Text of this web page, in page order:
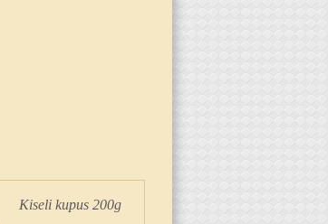
Kiseli kupus 200g